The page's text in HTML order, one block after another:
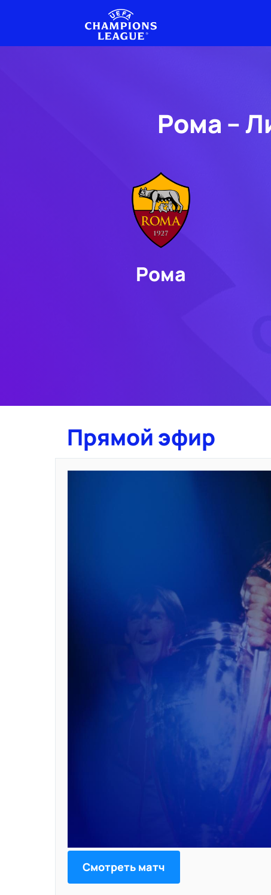
Рома –
Рома
Прямой эфир
Смотреть матч